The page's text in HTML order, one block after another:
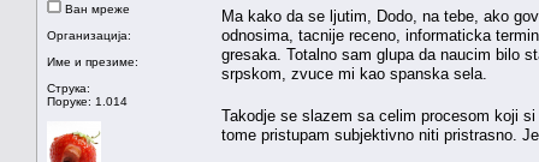
Ван мреже
Организација:
Име и презиме:
Струка:
Поруке: 1.014
Ma kako da se ljutim, Dodo, na tebe, ako
odnosima, tacnije receno, informaticka
gresaka. Totalno sam glupa da naucim bilo
srpskom, zvuce mi kao spanska sela.
Takodje se slazem sa celim procesom koji
tome pristupam subjektivno niti pristrasno.